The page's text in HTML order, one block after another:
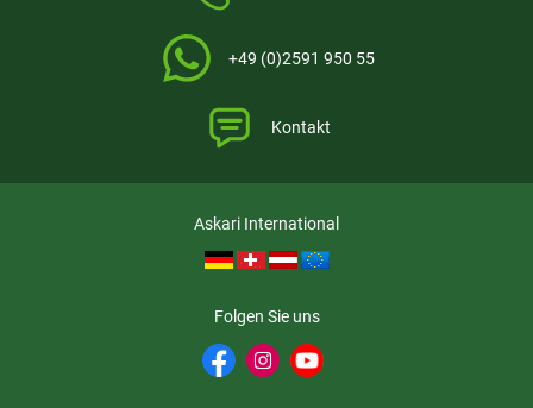
+49 (0)2591 950 55
Kontakt
Askari International
Folgen Sie uns